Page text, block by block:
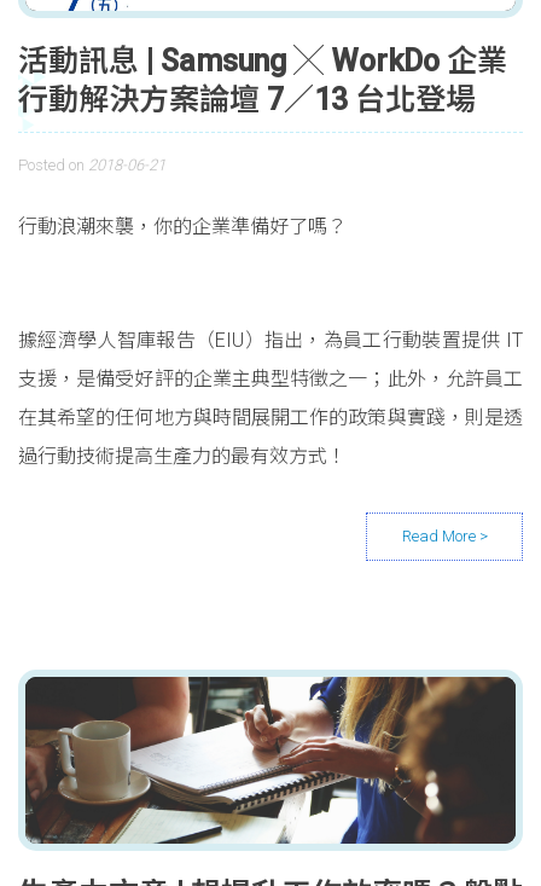
活動訊息 | Samsung ╳ WorkDo 企業
行動解決方案論壇 7／13 台北登場
Posted on 2018-06-21
行動浪潮來襲，你的企業準備好了嗎？
據經濟學人智庫報告（EIU）指出，為員工行動裝置提供 IT
支援，是備受好評的企業主典型特徵之一；此外，允許員工
在其希望的任何地方與時間展開工作的政策與實踐，則是透
過行動技術提高生產力的最有效方式！